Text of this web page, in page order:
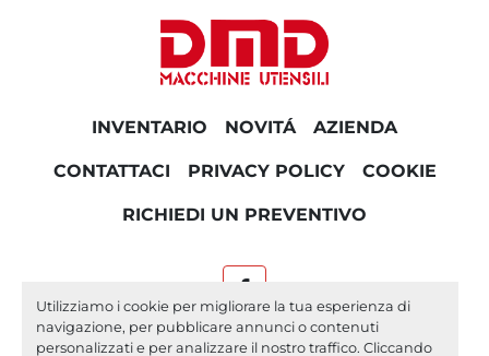
Utilizziamo i cookie per migliorare la tua esperienza di
navigazione, per pubblicare annunci o contenuti
personalizzati e per analizzare il nostro traffico. Cliccando
INVENTARIO NOVITÁ AZIENDA
CONTATTACI PRIVACY POLICY COOKIE
RICHIEDI UN PREVENTIVO
facebook
Machinio Systemsito web diMachinio